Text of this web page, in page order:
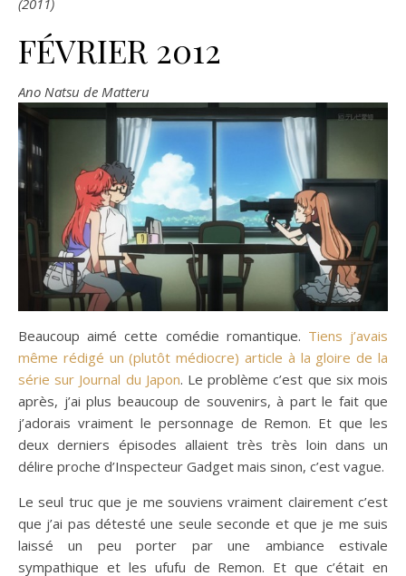
(2011)
FÉVRIER 2012
Ano Natsu de Matteru
Beaucoup aimé cette comédie romantique. Tiens j’avais
même rédigé un (plutôt médiocre) article à la gloire de la
série sur Journal du Japon. Le problème c’est que six mois
après, j’ai plus beaucoup de souvenirs, à part le fait que
j’adorais vraiment le personnage de Remon. Et que les
deux derniers épisodes allaient très très loin dans un
délire proche d’Inspecteur Gadget mais sinon, c’est vague.
Le seul truc que je me souviens vraiment clairement c’est
que j’ai pas détesté une seule seconde et que je me suis
laissé un peu porter par une ambiance estivale
sympathique et les ufufu de Remon. Et que c’était en